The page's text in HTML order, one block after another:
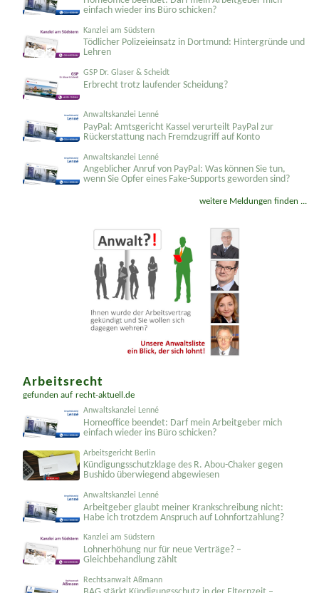
Anwaltskanzlei Lenné
einfach wieder ins Büro schicken?
Kanzlei am Südstern
Lehren
GSP Dr. Glaser & Scheidt
Anwaltskanzlei Lenné
PayPal: Amtsgericht Kassel verurteilt PayPal zur
Rückerstattung nach Fremdzugriff auf Konto
Anwaltskanzlei Lenné
Angeblicher Anruf von PayPal: Was können Sie tun,
wenn Sie Opfer eines Fake-Supports geworden sind?
Arbeitsrecht
gefunden aufrecht-aktuell.de
Anwaltskanzlei Lenné
einfach wieder ins Büro schicken?
Arbeitsgericht Berlin
Kündigungs­schutzklage des R. Abou-Chaker gegen
Bushido überwiegend abgewiesen
Anwaltskanzlei Lenné
Arbeitgeber glaubt meiner Krankschreibung nicht:
Habe ich trotzdem Anspruch auf Lohnfortzahlung?
Kanzlei am Südstern
Lohnerhöhung nur für neue Verträge? –
Gleichbehandlung zählt